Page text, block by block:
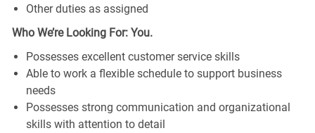
Other duties as assigned
Who We’re Looking For: You.
Possesses excellent customer service skills
Able to work a flexible schedule to support business
needs
Possesses strong communication and organizational
skills with attention to detail